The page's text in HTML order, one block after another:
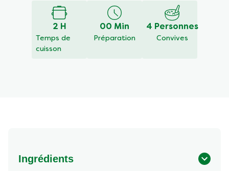
Occasions
Snackpots
2 H
Temps de
cuisson
00 Min
Préparation
4 Personnes
Convives
Ingrédients